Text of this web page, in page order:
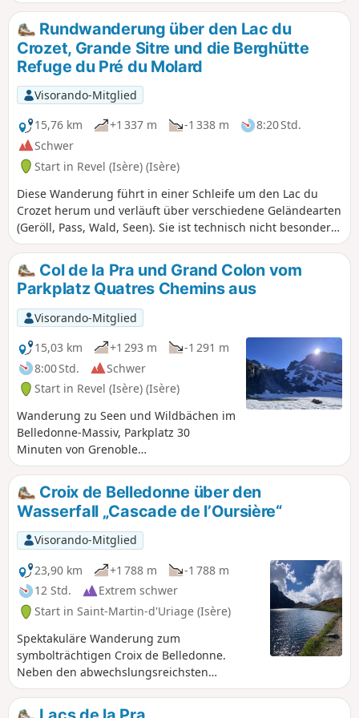
est une alternative moins belle, mais plus secrète,
présentant un raccourci à cette descente classique. Du
Grand Colon un sentier longe une éminence rocheuse,
légèrement plus haute (cote 2402), située au Nord-Est, puis
passe un col pour descendre un pierrier encaissé, entre La
Roche Fendue et le Galeteau, avant de retrouver le Vallon
Mercier et le Lac Crozet.
Rundwanderung über den Lac du
Crozet, Grande Sitre und die Berghütte
Refuge du Pré du Molard
Visorando-Mitglied
15,76 km
+1 337 m -1 338 m
8:20 Std.
Schwer
Start in Revel (Isère) (Isère)
Diese Wanderung führt in einer Schleife um den Lac du
Crozet herum und verläuft über verschiedene Geländearten
(Geröll, Pass, Wald, Seen). Sie ist technisch nicht besonders
anspruchsvoll (Klettern, luftige Passagen), führt jedoch
teilweise über sonnenexponierte Abschnitte und einige
steile Anstiege.
Col de la Pra und Grand Colon vom
Parkplatz Quatres Chemins aus
Visorando-Mitglied
15,03 km
+1 293 m
-1 291 m
8:00 Std.
Schwer
Start in Revel (Isère) (Isère)
Wanderung zu Seen und Wildbächen im
Belledonne-Massiv, Parkplatz 30
Minuten von Grenoble
entfernt.Wichtiger Hinweis: Bitte
beachten Sie die Bewertungen der
Wanderer zu dieser Tour. Diese
Bewertungen finden Sie am Ende der
Seite im Abschnitt „Kommentare und
Diskussionen”.
Croix de Belledonne über den
Wasserfall „Cascade de l’Oursière“
Visorando-Mitglied
23,90 km
+1 788 m
-1 788 m
12 Std.
Extrem schwer
Start in Saint-Martin-d'Uriage (Isère)
Spektakuläre Wanderung zum
symbolträchtigen Croix de Belledonne.
Neben den abwechslungsreichsten
Alpenlandschaften, den zahlreichen
herrlichen Seen entlang der Strecke und